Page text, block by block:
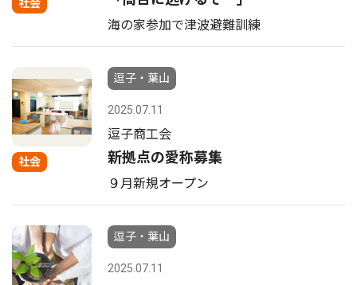
社会
海の家参加で津波避難訓練
社会
逗子・葉山
2025.07.11
逗子商工会
新拠点の愛称募集
９月新規オープン
逗子・葉山
2025.07.11